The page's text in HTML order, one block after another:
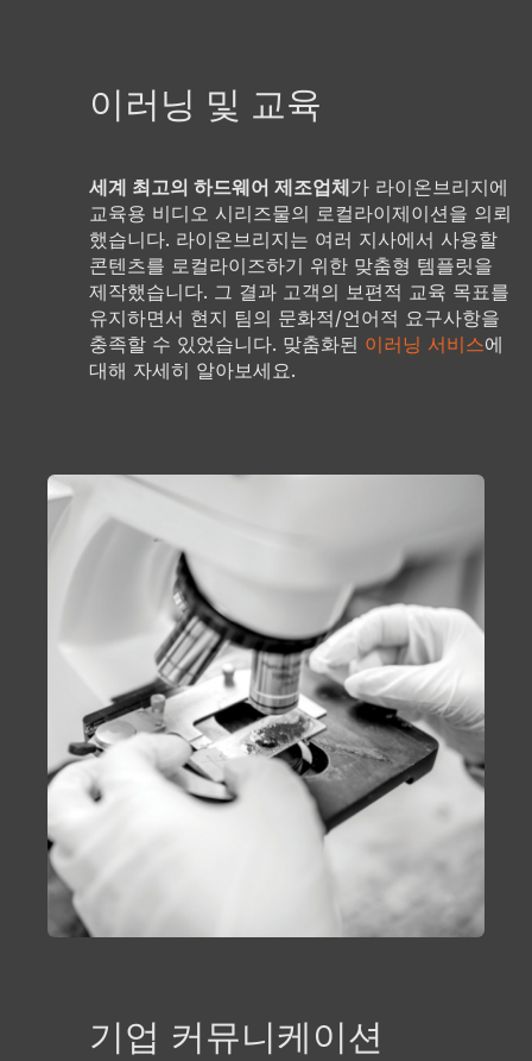
이러닝 및 교육
세계 최고의 하드웨어 제조업체가 라이온브리지에
교육용 비디오 시리즈물의 로컬라이제이션을 의뢰
했습니다. 라이온브리지는 여러 지사에서 사용할
콘텐츠를 로컬라이즈하기 위한 맞춤형 템플릿을
제작했습니다. 그 결과 고객의 보편적 교육 목표를
유지하면서 현지 팀의 문화적/언어적 요구사항을
충족할 수 있었습니다. 맞춤화된 이러닝 서비스에
대해 자세히 알아보세요.
기업 커뮤니케이션